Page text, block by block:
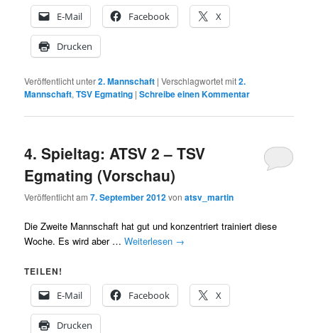
E-Mail
Facebook X
Drucken
Veröffentlicht unter2. Mannschaft |Verschlagwortet mit2.
Mannschaft,TSV Egmating |Schreibe einen Kommentar
4. Spieltag: ATSV 2 – TSV
Egmating (Vorschau)
Veröffentlicht am7. September 2012vonatsv_martin
Die Zweite Mannschaft hat gut und konzentriert trainiert diese
Woche. Es wird aber …Weiterlesen →
TEILEN!
E-Mail
Facebook X
Drucken